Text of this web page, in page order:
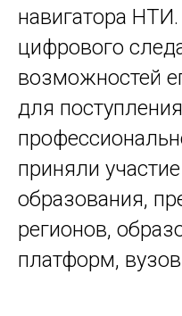
навигатора
цифрового
возможностей
для
приняли
образования,
регионов,
платформ,